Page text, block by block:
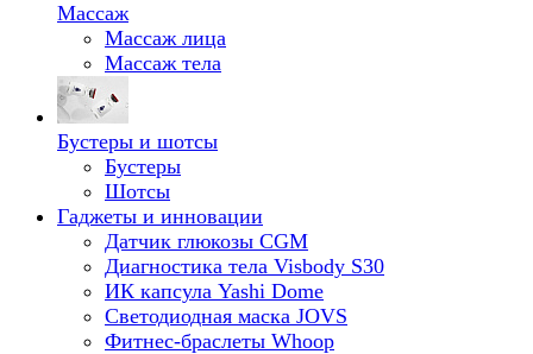
Массаж
Массаж лица
Массаж тела
Бустеры и шотсы
Бустеры
Шотсы
Гаджеты и инновации
Датчик глюкозы CGM
Диагностика тела Visbody S30
ИК капсула Yashi Dome
Светодиодная маска JOVS
Фитнес-браслеты Whoop